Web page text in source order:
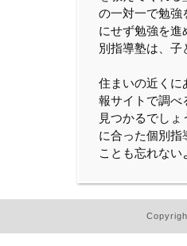
の一対一で勉強
にせず勉強を進
別指導塾は、子
住まいの近くに
報サイトで調べ
見つかるでし
に合った個別指
ことも忘れない